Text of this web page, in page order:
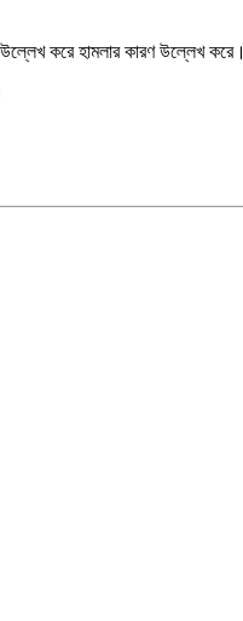
উল্লেখ করে হামলার কারণ উল্লেখ করে।